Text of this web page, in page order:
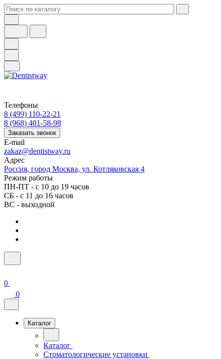
Телефоны
8 (499) 110-22-21
8 (968) 401-58-98
Заказать звонок
E-mail
zakaz@dentistway.ru
Адрес
Россия, город Москва, ул. Котляковская 4
Режим работы
ПН-ПТ - с 10 до 19 часов
СБ - с 11 до 16 часов
ВС - выходной
0
0
Каталог
Каталог
Стоматологические установки